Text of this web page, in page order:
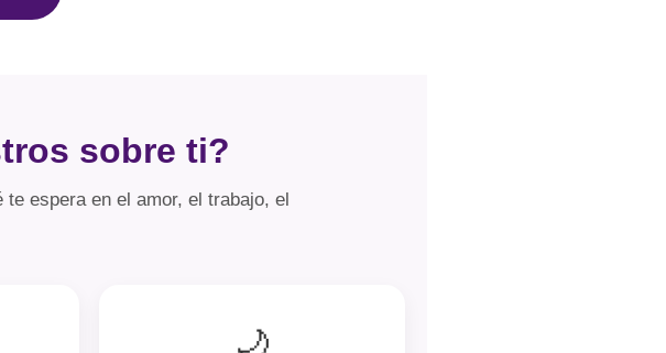
sobre ti?
espera en el amor, el trabajo, el
🌙